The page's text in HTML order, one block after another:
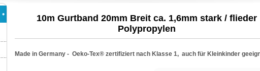
10m Gurtband 20mm Breit ca. 1,6mm stark / flieder
Polypropylen
Made in Germany - Oeko-Tex® zertifiziert nach Klasse 1, auch für Kleinkinder